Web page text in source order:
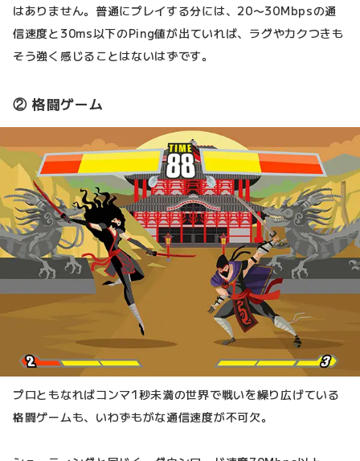
はありません。普通にプレイする分には、20〜30Mbpsの通
信速度と30ms以下のPing値が出ていれば、ラグやカクつきも
そう強く感じることはないはずです。
② 格闘ゲーム
プロともなればコンマ1秒未満の世界で戦いを繰り広げている
格闘ゲームも、いわずもがな通信速度が不可欠。